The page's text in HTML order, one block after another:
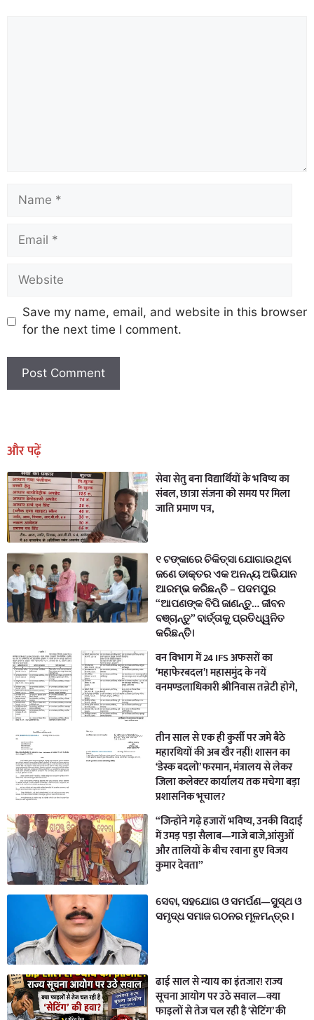
Save my name, email, and website in this browser
for the next time I comment.
और पढ़ें
सेवा सेतु बना विद्यार्थियों के भविष्य का
संबल, छात्रा संजना को समय पर मिला
जाति प्रमाण पत्र,
୧ ଟଙ୍କାରେ ଚିକିତ୍ସା ଯୋଗାଉଥିବା
ଜଣେ ଡାକ୍ତର ଏକ ଅନନ୍ୟ ଅଭିଯାନ
ଆରମ୍ଭ କରିଛନ୍ତି – ପଦମପୁର
“ଆପଣଙ୍କ ବିପି ଜାଣନ୍ତୁ… ଜୀବନ
ବଞ୍ଚାନ୍ତୁ” ବାର୍ତ୍ତାକୁ ପ୍ରତିଧ୍ୱନିତ
କରିଛନ୍ତି।
वन विभाग में 24 IFS अफसरों का
‘महाफेरबदल’! महासमुंद के नयें
वनमण्डलाधिकारी श्रीनिवास तन्नेटी होगे,
तीन साल से एक ही कुर्सी पर जमे बैठे
महारथियों की अब खैर नहीं! शासन का
‘डेस्क बदलो’ फरमान, मंत्रालय से लेकर
जिला कलेक्टर कार्यालय तक मचेगा बड़ा
प्रशासनिक भूचाल?
“जिन्होंने गढ़े हजारों भविष्य, उनकी विदाई
में उमड़ पड़ा सैलाब—गाजे बाजे,आंसुओं
और तालियों के बीच रवाना हुए विजय
कुमार देवता”
ସେବା, ସହଯୋଗ ଓ ସମର୍ପଣ—ସୁସ୍ଥ ଓ
ସମୃଦ୍ଧ ସମାଜ ଗଠନର ମୂଳମନ୍ତ୍ର ।
ढाई साल से न्याय का इंतजार! राज्य
सूचना आयोग पर उठे सवाल—क्या
फाइलों से तेज चल रही है ‘सेटिंग’ की